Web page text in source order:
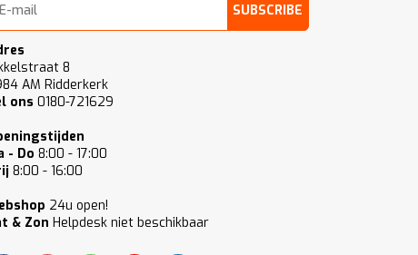
SUBSCRIBE
8
AM Ridderkerk
ons 0180-721629
- Do 8:00 - 17:00
8:00 - 16:00
24u open!
& Zon Helpdesk niet beschikbaar